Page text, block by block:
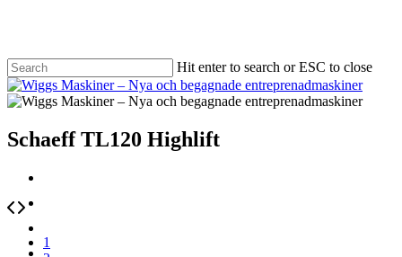
content
Hit enter to search or ESC to close
Close
Search
Menu
Schaeff TL120 Highlift
1